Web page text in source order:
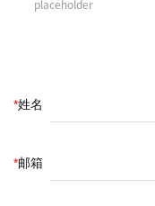
*姓名
*邮箱